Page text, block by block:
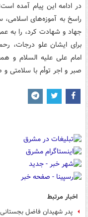
در ادامه این پیام آمده
راسخ به آموزه‌های اسلامی،
جهاد و شهادت کرد، را به
برای ایشان علو درجات،
امام علی علیه السلام و
صبر و اجر توأم با سلامتی
اخبار مرتبط
پدر شهیدان فاضل